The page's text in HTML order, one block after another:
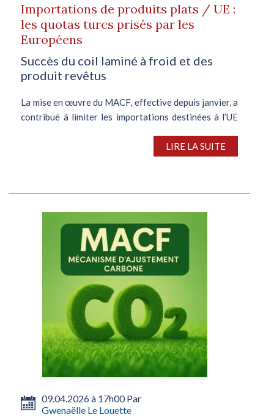
Importations de produits plats / UE :
les quotas turcs prisés par les
Européens
Succès du coil laminé à froid et des
produit revêtus
La mise en œuvre du MACF, effective depuis janvier, a
contribué à limiter les importations destinées à l’UE
soutenue sur certains segments, les acheteurs
LIRE LA SUITE
09.04.2026 à 17h00 Par
Gwenaëlle Le Louette